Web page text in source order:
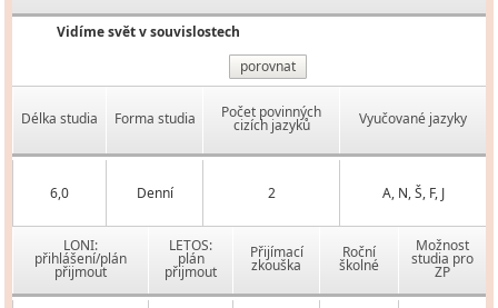
Vidíme svět v souvislostech
porovnat
Délka studia Forma studia Počet povinných
cizích jazyků Vyučované jazyky
6,0 Denní 2 A, N, Š, F, J
LONI:
přihlášení/plán
přijmout
LETOS:
plán
přijmout
Přijímací
zkouška
Roční
školné
Možnost
studia pro
ZP